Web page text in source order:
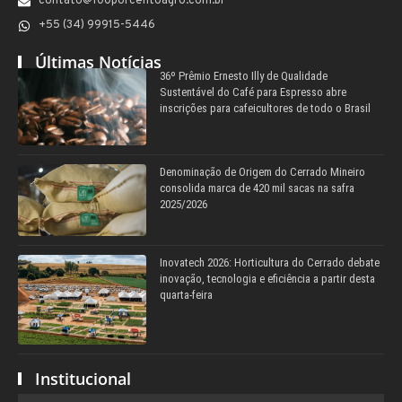
+55 (34) 99915-5446
Últimas Notícias
36º Prêmio Ernesto Illy de Qualidade
Sustentável do Café para Espresso abre
inscrições para cafeicultores de todo o Brasil
Denominação de Origem do Cerrado Mineiro
consolida marca de 420 mil sacas na safra
2025/2026
Inovatech 2026: Horticultura do Cerrado debate
inovação, tecnologia e eficiência a partir desta
quarta-feira
Institucional